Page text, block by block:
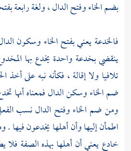
بضم الخاء وفتح الدال ، ولغة رابعة
فالخدعة يعني بفتح الخاء وسكون
ينقضي بخدعة واحدة يخدع بها
تلافيا ولا إقالة ، فكأنه نبه على
ضم الخاء وسكن الدال فمعناه أنها
ومن ضم الخاء وفتح الدال نسب
اطمأن إليها وأن أهلها يخدعون فيها .
خادع يعني أن أهلها بهذه الصفة فلا